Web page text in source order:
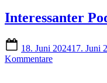
Interessanter
on
18. Juni 202417. Juni
Kommentarezu